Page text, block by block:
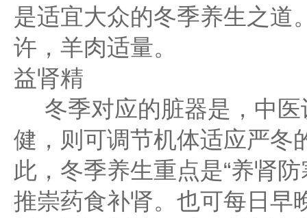
是适宜大众的冬季养生之道
许，羊肉适量。
益肾精
冬季对应的脏器是，中医
健，则可调节机体适应严冬
此，冬季养生重点是“养肾
推崇药食补肾。也可每日早